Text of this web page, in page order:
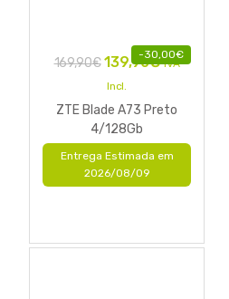
-30,00€
169,90€ 139,90€ IVA
Incl.
ZTE Blade A73 Preto
4/128Gb
Entrega Estimada em
2026/08/09